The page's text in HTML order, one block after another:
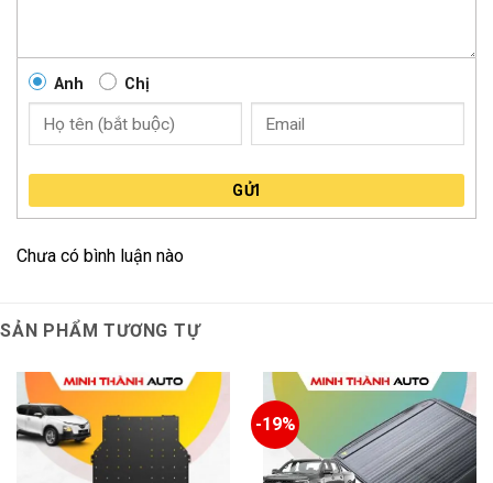
lỏng như nước mưa, nước giải khát, bùn đất khỏi
sàn xe.
Dễ dàng vệ sinh: Chỉ cần tháo ra, xịt nước hoặc lau
b. Đảm bảo an toàn tuyệt đối cho người sử dụng
chân phanh vận hành ổn định.
hoặc phanh nguy hiểm.
c. Độ bền cực cao – Sử dụng lên tới 10–15 năm
Anh Chị
GỬI
Chưa có bình luận nào
SẢN PHẨM TƯƠNG TỰ
-19%